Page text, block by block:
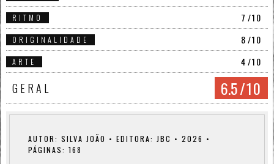
RITMO 7 /10
ORIGINALIDADE 8/10
ARTE 4/10
GERAL 6.5/10
AUTOR: SILVA JOÃO • EDITORA: JBC • 2026 •
PÁGINAS: 168